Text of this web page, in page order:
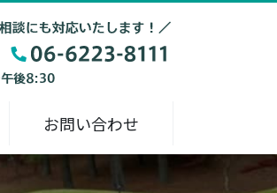
お問い合わせ